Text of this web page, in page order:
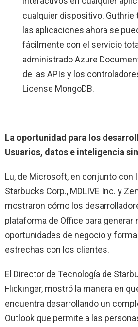
cualquier dispositivo. Guthrie
las aplicaciones ahora se
fácilmente con el servicio
administrado Azure
de las APIs y los
License MongoDB.
La oportunidad para los
Usuarios, datos e inteligencia
Lu, de Microsoft, en conjunto con
Starbucks Corp., MDLIVE Inc. y
mostraron cómo los
plataforma de Office para generar
oportunidades de negocio y
estrechas con los clientes.
El Director de Tecnología de
Flickinger, mostró la manera en
encuentra desarrollando un
Outlook que permite a las